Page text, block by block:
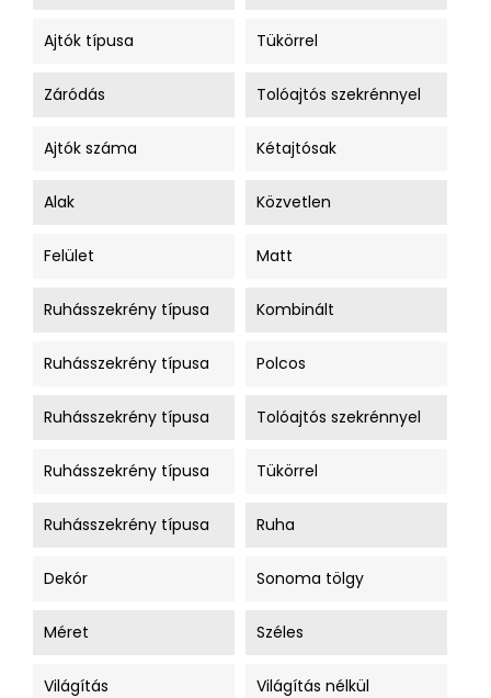
Ajtók típusa Tükörrel
Záródás Tolóajtós szekrénnyel
Ajtók száma Kétajtósak
Alak Közvetlen
Felület Matt
Ruhásszekrény típusa Kombinált
Ruhásszekrény típusa Polcos
Ruhásszekrény típusa Tolóajtós szekrénnyel
Ruhásszekrény típusa Tükörrel
Ruhásszekrény típusa Ruha
Dekór Sonoma tölgy
Méret Széles
Világítás Világítás nélkül